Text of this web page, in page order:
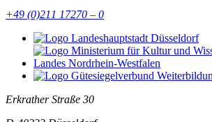
+49 (0)211 17270 – 0
Erkrather Straße 30